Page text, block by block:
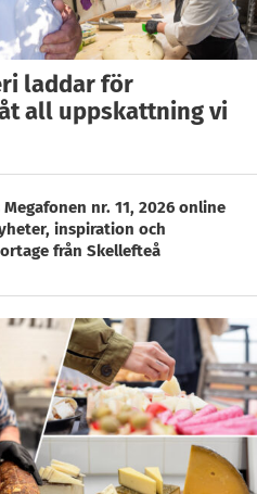
laddar för
all uppskattning vi
Megafonen nr. 11, 2026 online
inspiration och
från Skellefteå